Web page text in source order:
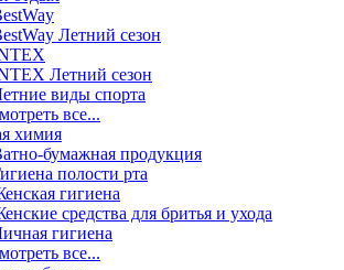
Летний сезон
Летний сезон
виды спорта
все...
химия
бумажная продукция
полости рта
гигиена
средства для бритья и ухода
гигиена
все...